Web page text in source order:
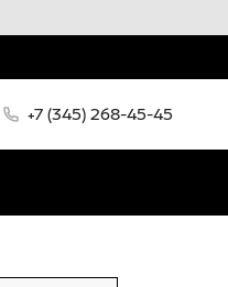
+7 (345) 268-45-45